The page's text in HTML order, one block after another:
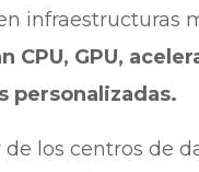
infraestructuras
CPU, GPU,
personalizadas.
de los centros de